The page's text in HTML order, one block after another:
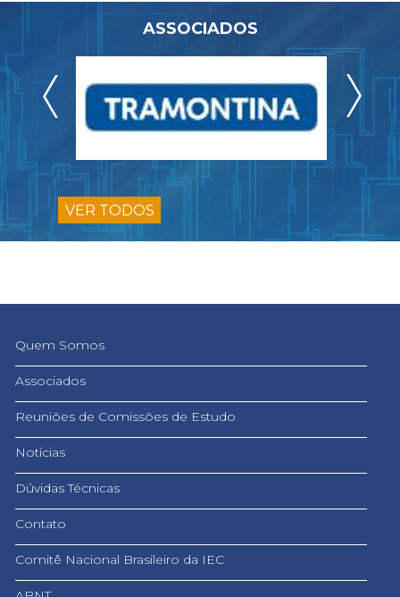
ASSOCIADOS
VER TODOS
Quem Somos
Associados
Reuniões de Comissões de Estudo
Notícias
Dúvidas Técnicas
Contato
Comitê Nacional Brasileiro da IEC